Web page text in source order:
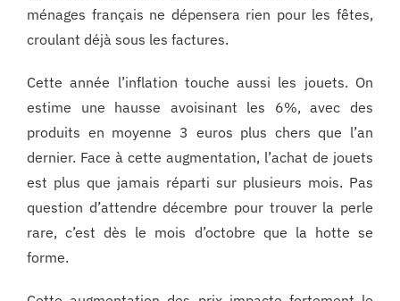
ménages français ne dépensera rien pour les fêtes,
croulant déjà sous les factures.
Cette année l’inflation touche aussi les jouets. On
estime une hausse avoisinant les 6%, avec des
produits en moyenne 3 euros plus chers que l’an
dernier. Face à cette augmentation, l’achat de jouets
est plus que jamais réparti sur plusieurs mois. Pas
question d’attendre décembre pour trouver la perle
rare, c’est dès le mois d’octobre que la hotte se
forme.